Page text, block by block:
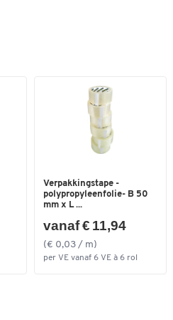
Verpakkingstape -
polypropyleenfolie- B 50
mm x L ...
vanaf € 11,94
(€ 0,03 / m)
per VE vanaf 6 VE à 6 rol